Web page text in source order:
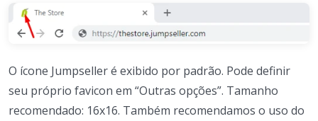
O ícone Jumpseller é exibido por padrão. Pode definir
seu próprio favicon em “Outras opções”. Tamanho
recomendado: 16x16. Também recomendamos o uso do